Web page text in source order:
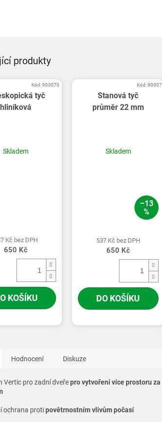
produkty
tyč
hliníková
Skladem
Kč bez DPH
650 Kč
KOŠÍKU
Kód:903070
Stanová tyč
průměr 22 mm
Skladem
–13
%
537 Kč bez DPH
650 Kč
DO KOŠÍKU
Kód:90307
Hodnocení Diskuze
Vertic pro zadní dveřepro vytvoření více prostoru za
ochrana protipovětrnostním vlivům počasí